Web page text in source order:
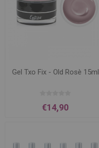
Gel Txo Fix - Old Rosè 15ml
€14,90